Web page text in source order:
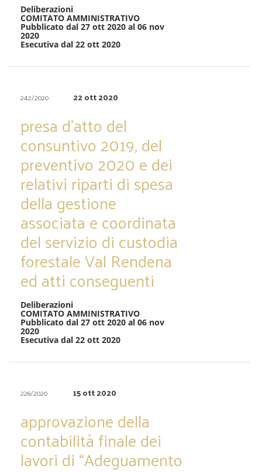
Deliberazioni
COMITATO AMMINISTRATIVO
Pubblicato dal 27 ott 2020 al 06 nov
2020
Esecutiva dal 22 ott 2020
242/2020 22 ott 2020
presa d’atto del
consuntivo 2019, del
preventivo 2020 e dei
relativi riparti di spesa
della gestione
associata e coordinata
del servizio di custodia
forestale Val Rendena
ed atti conseguenti
Deliberazioni
COMITATO AMMINISTRATIVO
Pubblicato dal 27 ott 2020 al 06 nov
2020
Esecutiva dal 22 ott 2020
226/2020 15 ott 2020
approvazione della
contabilità finale dei
lavori di “Adeguamento